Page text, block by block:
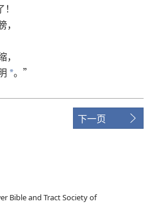
！
，
，
*。”
下一页
Bible and Tract Society of